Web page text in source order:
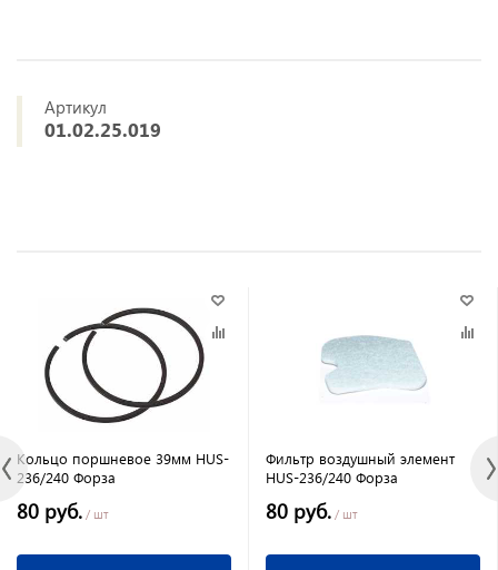
Артикул
01.02.25.019
Кольцо поршневое 39мм HUS-
236/240 Форза
80 руб. / шт
Фильтр воздушный элемент
HUS-236/240 Форза
80 руб. / шт